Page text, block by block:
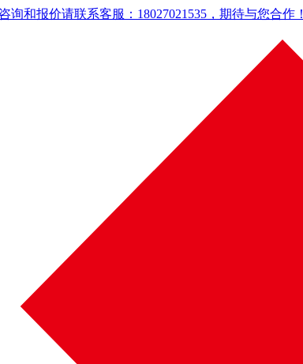
和报价请联系客服：18027021535，期待与您合作！